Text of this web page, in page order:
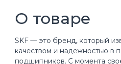
О товаре
SKF — это бренд, который
качеством и надежностью в
подшипников. С момента